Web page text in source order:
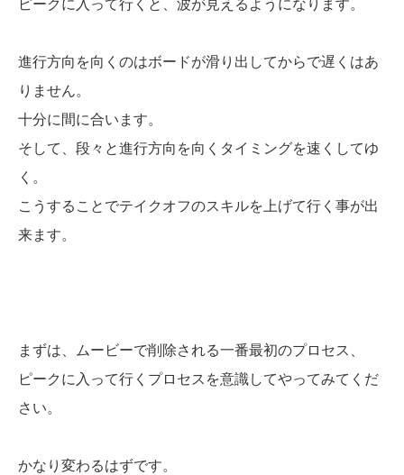
ピークに入って行くと、波が見えるようになります。
進行方向を向くのはボードが滑り出してからで遅くはあ
りません。
十分に間に合います。
そして、段々と進行方向を向くタイミングを速くしてゆ
く。
こうすることでテイクオフのスキルを上げて行く事が出
来ます。
まずは、ムービーで削除される一番最初のプロセス、
ピークに入って行くプロセスを意識してやってみてくだ
さい。
かなり変わるはずです。